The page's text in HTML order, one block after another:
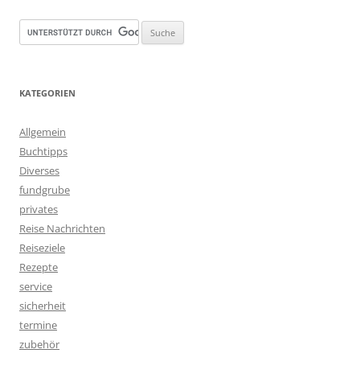
KATEGORIEN
Allgemein
Buchtipps
Diverses
fundgrube
privates
Reise Nachrichten
Reiseziele
Rezepte
service
sicherheit
termine
zubehör